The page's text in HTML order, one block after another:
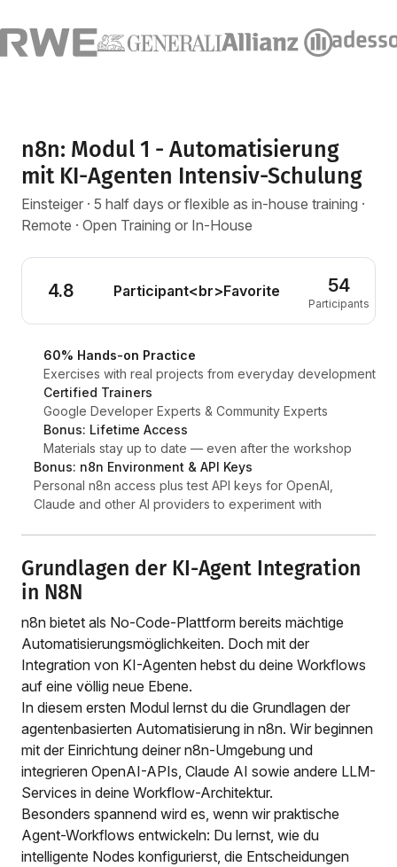
n8n: Modul 1 - Automatisierung
mit KI-Agenten Intensiv-Schulung
Einsteiger · 5 half days or flexible as in-house training ·
Remote · Open Training or In-House
4.8 Participant<br>Favorite 54
Participants
60% Hands-on Practice
Exercises with real projects from everyday development
Certified Trainers
Google Developer Experts & Community Experts
Bonus: Lifetime Access
Materials stay up to date — even after the workshop
Bonus: n8n Environment & API Keys
Personal n8n access plus test API keys for OpenAI,
Claude and other AI providers to experiment with
Grundlagen der KI-Agent Integration
in N8N
n8n bietet als No-Code-Plattform bereits mächtige
Automatisierungsmöglichkeiten. Doch mit der
Integration von KI-Agenten hebst du deine Workflows
auf eine völlig neue Ebene.
In diesem ersten Modul lernst du die Grundlagen der
agentenbasierten Automatisierung in n8n. Wir beginnen
mit der Einrichtung deiner n8n-Umgebung und
integrieren OpenAI-APIs, Claude AI sowie andere LLM-
Services in deine Workflow-Architektur.
Besonders spannend wird es, wenn wir praktische
Agent-Workflows entwickeln: Du lernst, wie du
intelligente Nodes konfigurierst, die Entscheidungen